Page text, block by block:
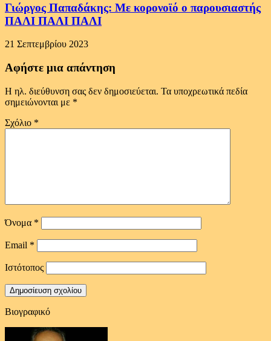
Γιώργος Παπαδάκης: Με κορονοϊό ο παρουσιαστής
ΠΑΛΙ ΠΑΛΙ ΠΑΛΙ
21 Σεπτεμβρίου 2023
Αφήστε μια απάντηση
Η ηλ. διεύθυνση σας δεν δημοσιεύεται. Τα υποχρεωτικά πεδία
σημειώνονται με *
Σχόλιο *
Όνομα *
Email *
Ιστότοπος
Βιογραφικό